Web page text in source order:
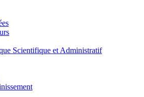
Scientifique et Administratif